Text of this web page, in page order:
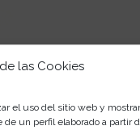
las Cookies
el uso del sitio web y
un perfil elaborado a partir